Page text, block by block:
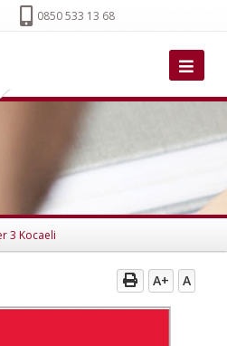
0850 533 13 68
3 Kocaeli
A+ A